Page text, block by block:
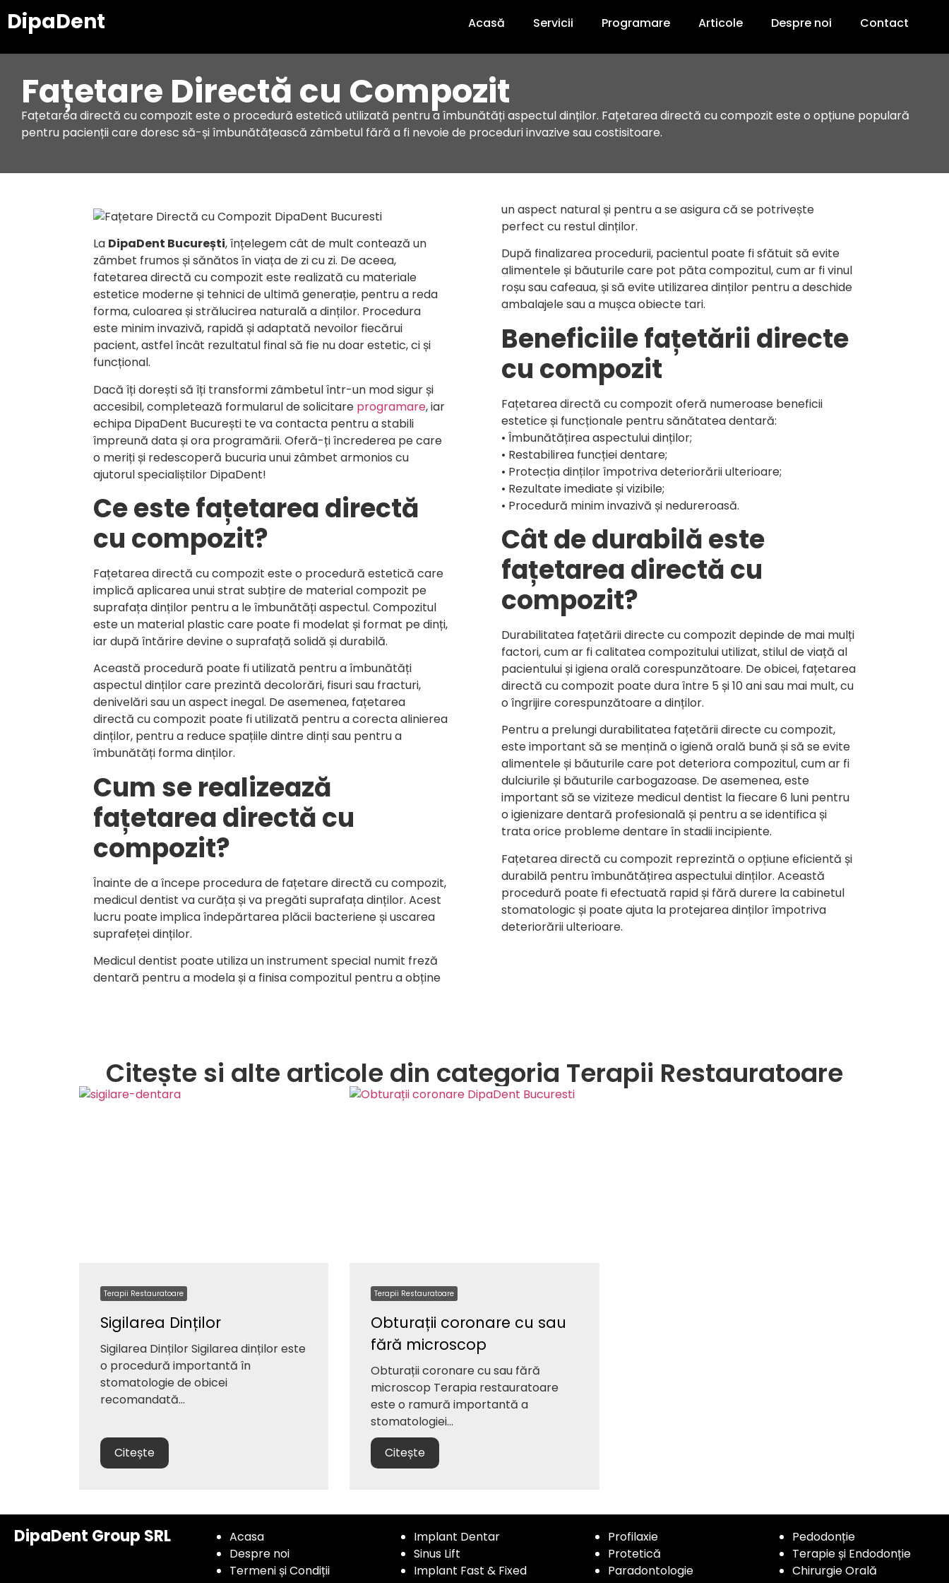
DipaDent Acasă Servicii Programare Articole Despre noi Contact
Fațetare Directă cu Compozit
Fațetarea directă cu compozit este o procedură estetică utilizată pentru a îmbunătăți aspectul dinților. Fațetarea directă cu compozit este o opțiune populară
pentru pacienții care doresc să-și îmbunătățească zâmbetul fără a fi nevoie de proceduri invazive sau costisitoare.
La DipaDent București, înțelegem cât de mult contează un
zâmbet frumos și sănătos în viața de zi cu zi. De aceea,
fatetarea directă cu compozit este realizată cu materiale
estetice moderne și tehnici de ultimă generație, pentru a reda
forma, culoarea și strălucirea naturală a dinților. Procedura
este minim invazivă, rapidă și adaptată nevoilor fiecărui
pacient, astfel încât rezultatul final să fie nu doar estetic, ci și
funcțional.
Dacă îți dorești să îți transformi zâmbetul într-un mod sigur și
accesibil, completează formularul de solicitare programare, iar
echipa DipaDent București te va contacta pentru a stabili
împreună data și ora programării. Oferă-ți încrederea pe care
o meriți și redescoperă bucuria unui zâmbet armonios cu
ajutorul specialiștilor DipaDent!
Ce este fațetarea directă
cu compozit?
Fațetarea directă cu compozit este o procedură estetică care
implică aplicarea unui strat subțire de material compozit pe
suprafața dinților pentru a le îmbunătăți aspectul. Compozitul
este un material plastic care poate fi modelat și format pe dinți,
iar după întărire devine o suprafață solidă și durabilă.
Această procedură poate fi utilizată pentru a îmbunătăți
aspectul dinților care prezintă decolorări, fisuri sau fracturi,
denivelări sau un aspect inegal. De asemenea, fațetarea
directă cu compozit poate fi utilizată pentru a corecta alinierea
dinților, pentru a reduce spațiile dintre dinți sau pentru a
îmbunătăți forma dinților.
Cum se realizează
fațetarea directă cu
compozit?
Înainte de a începe procedura de fațetare directă cu compozit,
medicul dentist va curăța și va pregăti suprafața dinților. Acest
lucru poate implica îndepărtarea plăcii bacteriene și uscarea
suprafeței dinților.
Medicul dentist poate utiliza un instrument special numit freză
dentară pentru a modela și a finisa compozitul pentru a obține
un aspect natural și pentru a se asigura că se potrivește
perfect cu restul dinților.
După finalizarea procedurii, pacientul poate fi sfătuit să evite
alimentele și băuturile care pot păta compozitul, cum ar fi vinul
roșu sau cafeaua, și să evite utilizarea dinților pentru a deschide
ambalajele sau a mușca obiecte tari.
Beneficiile fațetării directe
cu compozit
Fațetarea directă cu compozit oferă numeroase beneficii
estetice și funcționale pentru sănătatea dentară:
• Îmbunătățirea aspectului dinților;
• Restabilirea funcției dentare;
• Protecția dinților împotriva deteriorării ulterioare;
• Rezultate imediate și vizibile;
• Procedură minim invazivă și nedureroasă.
Cât de durabilă este
fațetarea directă cu
compozit?
Durabilitatea fațetării directe cu compozit depinde de mai mulți
factori, cum ar fi calitatea compozitului utilizat, stilul de viață al
pacientului și igiena orală corespunzătoare. De obicei, fațetarea
directă cu compozit poate dura între 5 și 10 ani sau mai mult, cu
o îngrijire corespunzătoare a dinților.
Pentru a prelungi durabilitatea fațetării directe cu compozit,
este important să se mențină o igienă orală bună și să se evite
alimentele și băuturile care pot deteriora compozitul, cum ar fi
dulciurile și băuturile carbogazoase. De asemenea, este
important să se viziteze medicul dentist la fiecare 6 luni pentru
o igienizare dentară profesională și pentru a se identifica și
trata orice probleme dentare în stadii incipiente.
Fațetarea directă cu compozit reprezintă o opțiune eficientă și
durabilă pentru îmbunătățirea aspectului dinților. Această
procedură poate fi efectuată rapid și fără durere la cabinetul
stomatologic și poate ajuta la protejarea dinților împotriva
deteriorării ulterioare.
Citește si alte articole din categoria Terapii Restauratoare
Terapii Restauratoare
Sigilarea Dinților
Sigilarea Dinților Sigilarea dinților este
o procedură importantă în
stomatologie de obicei
recomandată...
Citește
Terapii Restauratoare
Obturații coronare cu sau
fără microscop
Obturații coronare cu sau fără
microscop Terapia restauratoare
este o ramură importantă a
stomatologiei...
Citește
DipaDent Group SRL
Acasa
Despre noi
Termeni și Condiții
Implant Dentar
Sinus Lift
Implant Fast & Fixed
Profilaxie
Protetică
Paradontologie
Pedodonție
Terapie și Endodonție
Chirurgie Orală